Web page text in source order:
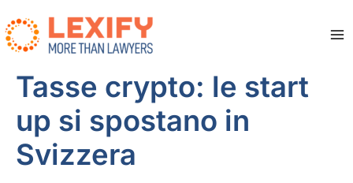
to
content
Tasse crypto: le start
up si spostano in
Svizzera